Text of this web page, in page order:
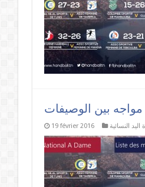
مواجه بين الوصيفات
19 février 2016 اليد النسائية